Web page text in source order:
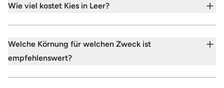
Wie viel kostet Kies in Leer?
Welche Körnung für welchen Zweck ist
empfehlenswert?